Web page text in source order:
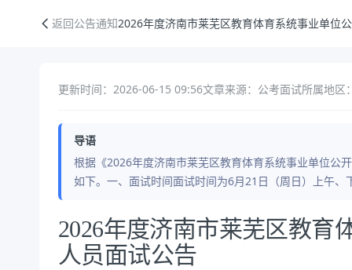
返回公告通知2026年度济南市莱芜区教育体育系统事业单位
更新时间：2026-06-15 09:56文章来源：公考面试所属地区
导语
根据《2026年度济南市莱芜区教育体育系统事业单位公
如下。一、面试时间面试时间为6月21日（周日）上午
公告正文
2026年度济南市莱芜区教育
人员面试公告